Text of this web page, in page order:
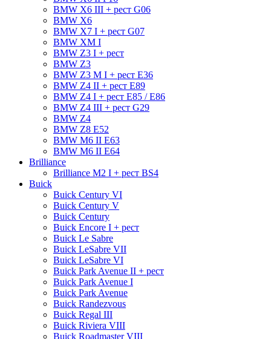
BMW X6 III + рест G06
BMW X6
BMW X7 I + рест G07
BMW XM I
BMW Z3 I + рест
BMW Z3
BMW Z3 M I + рест E36
BMW Z4 II + рест E89
BMW Z4 I + рест E85 / E86
BMW Z4 III + рест G29
BMW Z4
BMW Z8 E52
BMW М6 II E63
BMW М6 II E64
Brilliance
Brilliance M2 I + рест BS4
Buick
Buick Century VI
Buick Century V
Buick Century
Buick Encore I + рест
Buick Le Sabre
Buick LeSabre VII
Buick LeSabre VI
Buick Park Avenue II + рест
Buick Park Avenue I
Buick Park Avenue
Buick Randezvous
Buick Regal III
Buick Riviera VIII
Buick Roadmaster VIII